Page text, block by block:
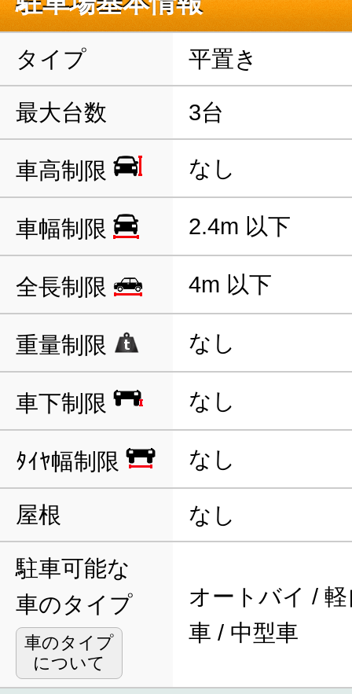
タイプ 平置き
最大台数 3台
車高制限 なし
車幅制限 2.4m 以下
全長制限 4m 以下
重量制限 なし
車下制限 なし
ﾀｲﾔ幅制限 なし
屋根 なし
駐車可能な
車のタイプ
車のタイプ
について
オートバイ /
車 / 中型車